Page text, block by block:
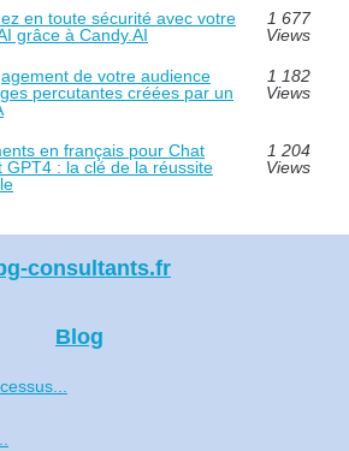
en toute sécurité avec votre
grâce à Candy.AI
1 677
Views
de votre audience
percutantes créées par un
1 182
Views
en français pour Chat
GPT4 : la clé de la réussite
1 204
Views
consultants.fr
Blog